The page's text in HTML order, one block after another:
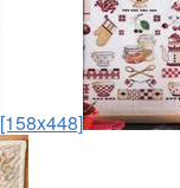
[158x448]